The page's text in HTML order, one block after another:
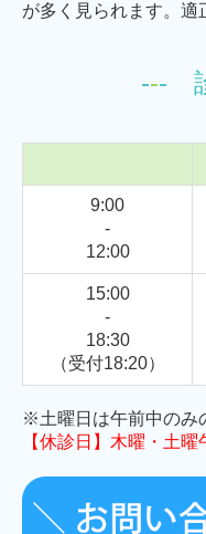
が多く見られます。適
---
9:00
-
12:00
15:00
-
18:30
（受付18:20）
※土曜日は午前中のみ
【休診日】木曜・土